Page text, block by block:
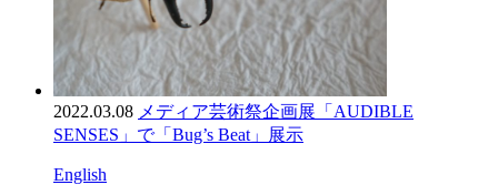
2022.03.08 メディア芸術祭企画展「AUDIBLE
SENSES」で「Bug’s Beat」展示
English